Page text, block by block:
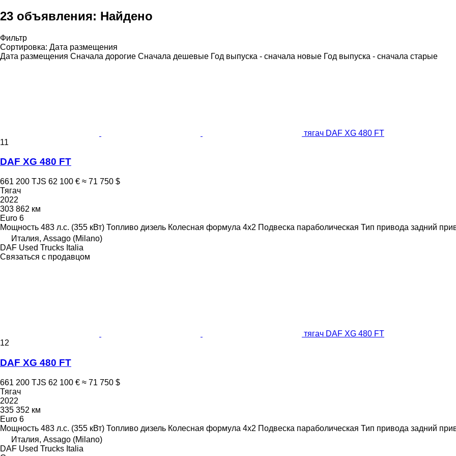
23 объявления: Найдено
Фильтр
Сортировка: Дата размещения
Дата размещения Сначала дорогие Сначала дешевые Год выпуска - сначала новые Год выпуска - сначала старые
тягач DAF XG 480 FT
11
DAF XG 480 FT
661 200 TJS 62 100 € ≈ 71 750 $
Тягач
2022
303 862 км
Euro 6
Мощность 483 л.с. (355 кВт) Топливо дизель Колесная формула 4x2 Подвеска параболическая Тип привода задний
Италия, Assago (Milano)
DAF Used Trucks Italia
Связаться с продавцом
тягач DAF XG 480 FT
12
DAF XG 480 FT
661 200 TJS 62 100 € ≈ 71 750 $
Тягач
2022
335 352 км
Euro 6
Мощность 483 л.с. (355 кВт) Топливо дизель Колесная формула 4x2 Подвеска параболическая Тип привода задний
Италия, Assago (Milano)
DAF Used Trucks Italia